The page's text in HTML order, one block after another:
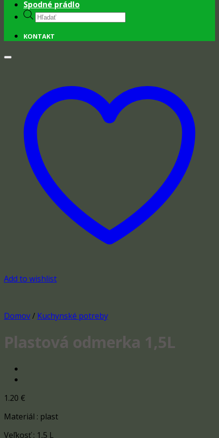
Spodné prádlo
Products
search
KONTAKT
Add to wishlist
Domov/ Kuchynské potreby
Plastová odmerka 1,5L
1.20 €
Materiál : plast
Veľkosť : 1,5 L